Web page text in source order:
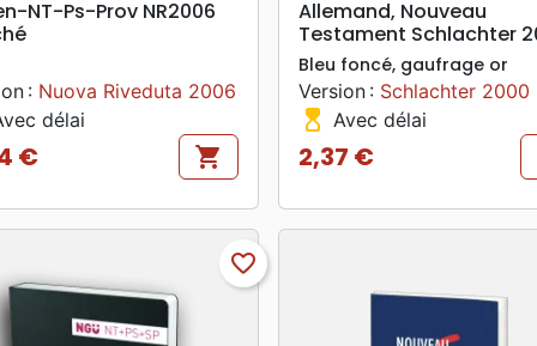
NT-Ps-Prov NR2006
: Nuova Riveduta 2006
délai
€ shopping_cart
Allemand, Nouveau
Testament Schlachter
Bleu foncé, gaufrage or
Version : Schlachter 2000
hourglass_top Avec délai
Prix
2,37 €
favorite_border